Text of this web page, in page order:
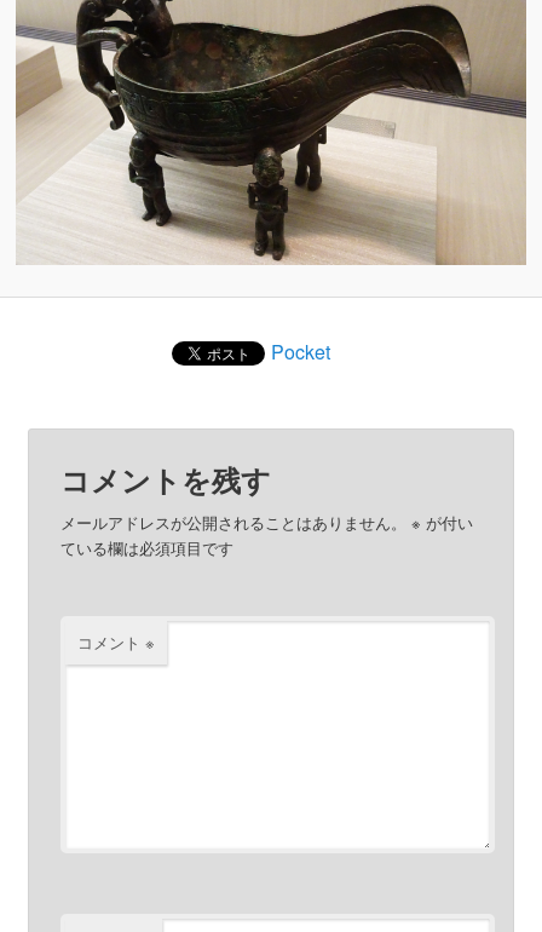
Pocket
コメントを残す
メールアドレスが公開されることはありません。 ※ が付い
ている欄は必須項目です
コメント ※